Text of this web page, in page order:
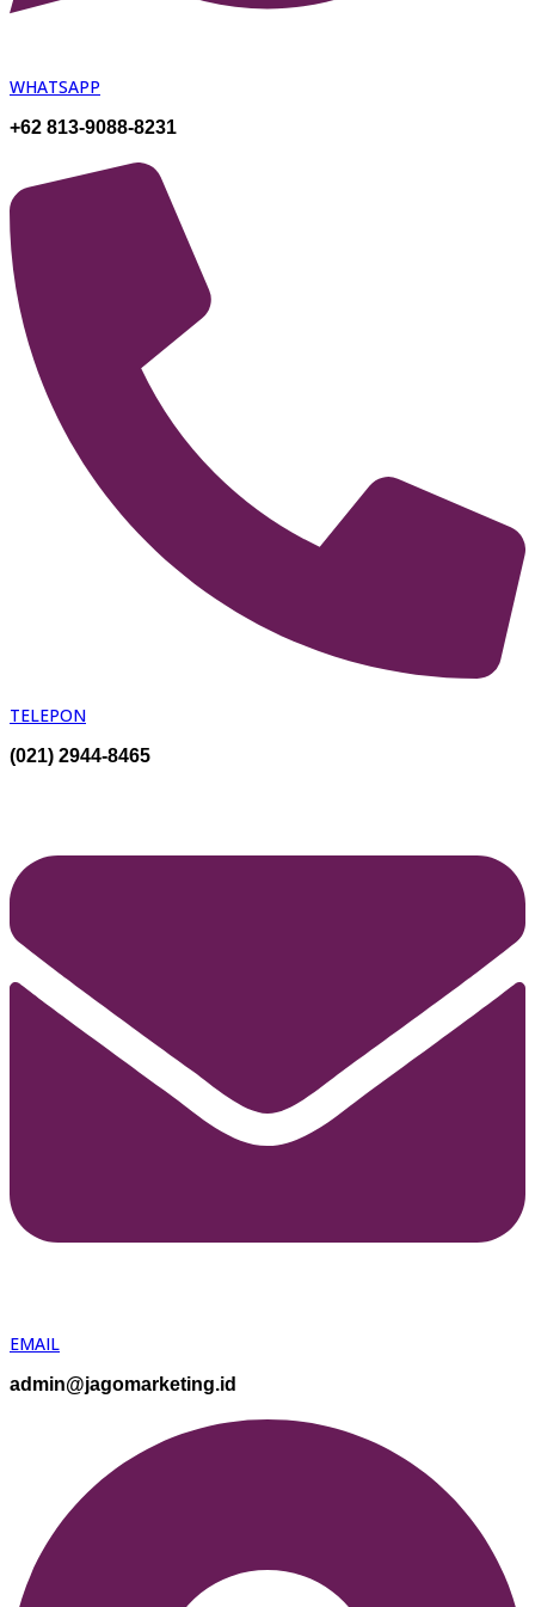
WHATSAPP
+62 813-9088-8231
TELEPON
(021) 2944-8465
EMAIL
admin@jagomarketing.id